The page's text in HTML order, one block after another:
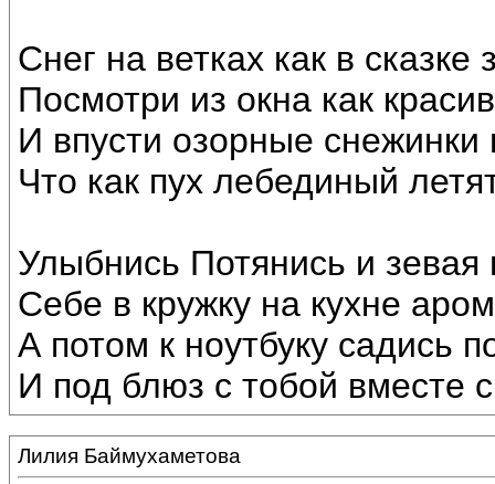
Снег на ветках как в
Посмотри из окна как
И впусти озорные снежинки
Что как пух лебединый
Улыбнись Потянись и зевая
Себе в кружку на кухне
А потом к ноутбуку садись
И под блюз с тобой вместе
Лилия Баймухаметова